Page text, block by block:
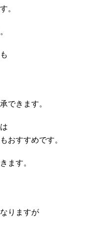
。
できます。
おすすめです。
ます。
りますが